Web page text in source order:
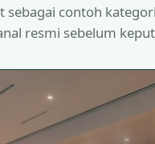
sebagai contoh
resmi sebelum